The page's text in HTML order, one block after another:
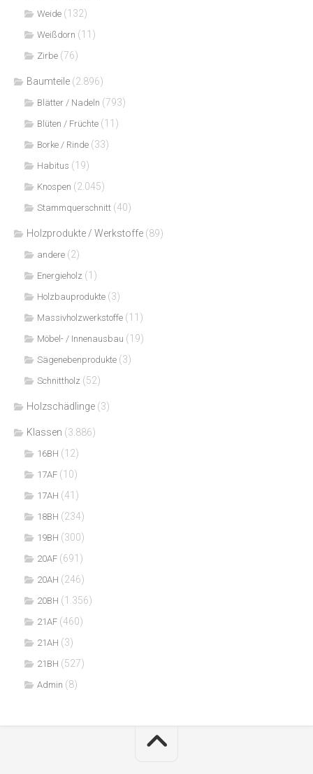
Weide (132)
Weißdorn (11)
Zirbe (76)
Baumteile (2.896)
Blätter / Nadeln (793)
Blüten / Früchte (11)
Borke / Rinde (33)
Habitus (19)
Knospen (2.045)
Stammquerschnitt (40)
Holzprodukte / Werkstoffe (89)
andere (2)
Energieholz (1)
Holzbauprodukte (3)
Massivholzwerkstoffe (11)
Möbel- / Innenausbau (19)
Sägenebenprodukte (3)
Schnittholz (52)
Holzschädlinge (3)
Klassen (3.886)
16BH (12)
17AF (10)
17AH (41)
18BH (234)
19BH (300)
20AF (691)
20AH (246)
20BH (1.356)
21AF (460)
21AH (3)
21BH (527)
Admin (8)